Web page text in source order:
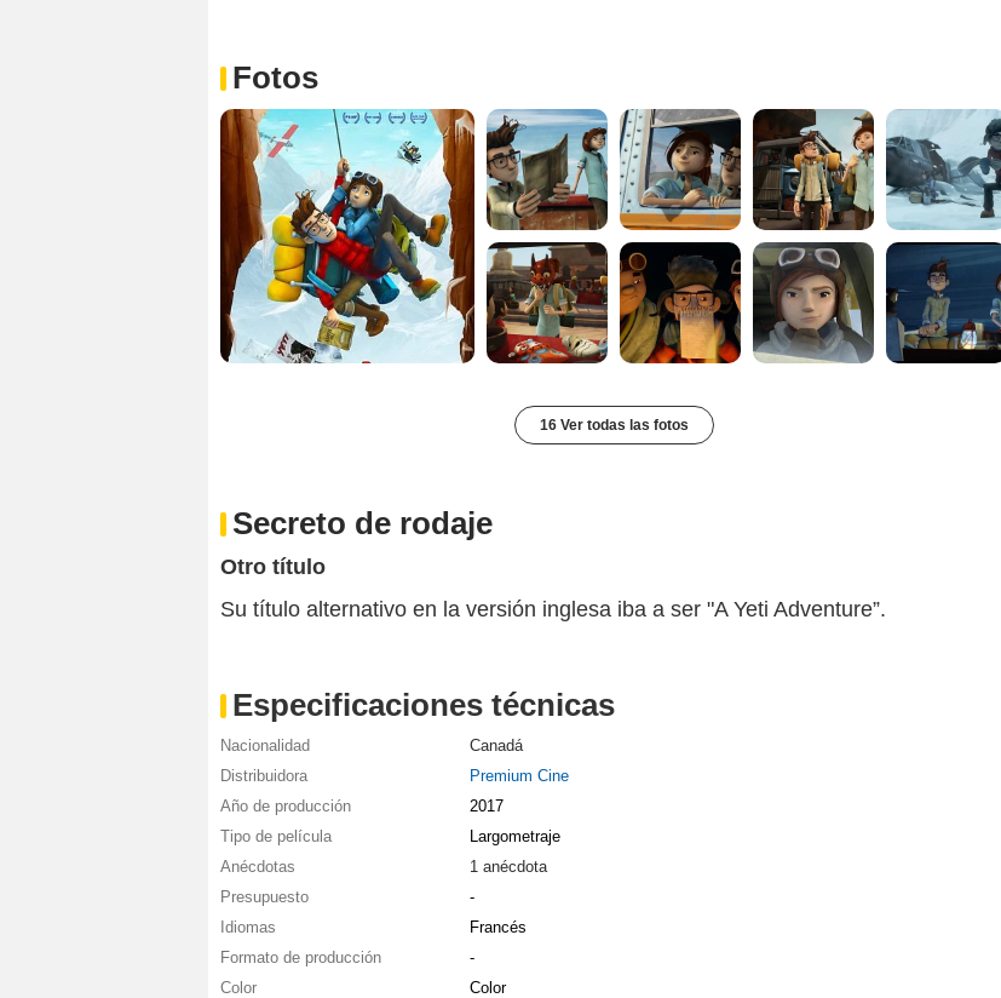
Fotos
16 Ver todas las fotos
Secreto de rodaje
Otro título
Su título alternativo en la versión inglesa iba a ser "A Yeti Adventure”.
Especificaciones técnicas
Nacionalidad
Canadá
Distribuidora
Premium Cine
Año de producción
2017
Tipo de película
Largometraje
Anécdotas
1 anécdota
Presupuesto
-
Idiomas
Francés
Formato de producción
-
Color
Color